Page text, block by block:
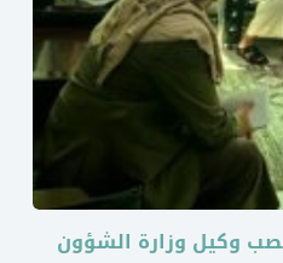
وكيل وزارة الشؤون